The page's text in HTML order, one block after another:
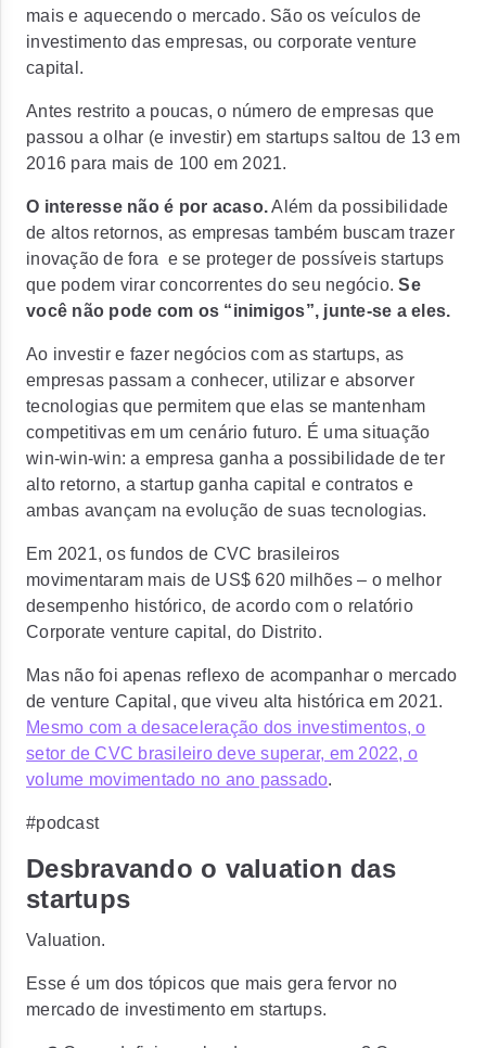
mais e aquecendo o mercado. São os veículos de
investimento das empresas, ou corporate venture
capital.
Antes restrito a poucas, o número de empresas que
passou a olhar (e investir) em startups saltou de 13 em
2016 para mais de 100 em 2021.
O interesse não é por acaso.Além da possibilidade
de altos retornos, as empresas também buscam trazer
inovação de fora e se proteger de possíveis startups
que podem virar concorrentes do seu negócio.Se
você não pode com os “inimigos”, junte-se a eles.
Ao investir e fazer negócios com as startups, as
empresas passam a conhecer, utilizar e absorver
tecnologias que permitem que elas se mantenham
competitivas em um cenário futuro. É uma situação
win-win-win: a empresa ganha a possibilidade de ter
alto retorno, a startup ganha capital e contratos e
ambas avançam na evolução de suas tecnologias.
Em 2021, os fundos de CVC brasileiros
movimentaram mais de US$ 620 milhões – o melhor
desempenho histórico, de acordo com o relatório
Corporate venture capital, do Distrito.
Mas não foi apenas reflexo de acompanhar o mercado
de venture Capital, que viveu alta histórica em 2021.
Mesmo com a desaceleração dos investimentos, o
setor de CVC brasileiro deve superar, em 2022, o
volume movimentado no ano passado.
#podcast
Desbravando o valuation das
startups
Valuation.
Esse é um dos tópicos que mais gera fervor no
mercado de investimento em startups.